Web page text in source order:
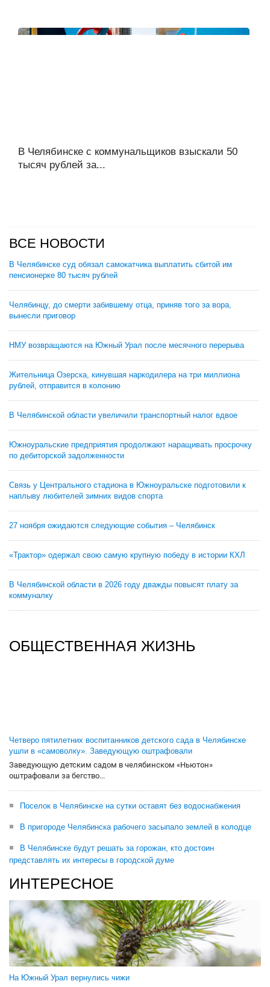
В Челябинске с коммунальщиков взыскали 50
тысяч рублей за...
ВСЕ НОВОСТИ
В Челябинске суд обязал самокатчика выплатить сбитой им
пенсионерке 80 тысяч рублей
Челябинцу, до смерти забившему отца, приняв того за вора,
вынесли приговор
НМУ возвращаются на Южный Урал после месячного перерыва
Жительница Озерска, кинувшая наркодилера на три миллиона
рублей, отправится в колонию
В Челябинской области увеличили транспортный налог вдвое
Южноуральские предприятия продолжают наращивать просрочку
по дебиторской задолженности
Связь у Центрального стадиона в Южноуральске подготовили к
наплыву любителей зимних видов спорта
27 ноября ожидаются следующие события – Челябинск
«Трактор» одержал свою самую крупную победу в истории КХЛ
В Челябинской области в 2026 году дважды повысят плату за
коммуналку
ОБЩЕСТВЕННАЯ ЖИЗНЬ
Четверо пятилетних воспитанников детского сада в Челябинске
ушли в «самоволку». Заведующую оштрафовали
Заведующую детским садом в челябинском «Ньютон»
оштрафовали за бегство...
Поселок в Челябинске на сутки оставят без водоснабжения
В пригороде Челябинска рабочего засыпало землей в колодце
В Челябинске будут решать за горожан, кто достоин
представлять их интересы в городской думе
ИНТЕРЕСНОЕ
На Южный Урал вернулись чижи